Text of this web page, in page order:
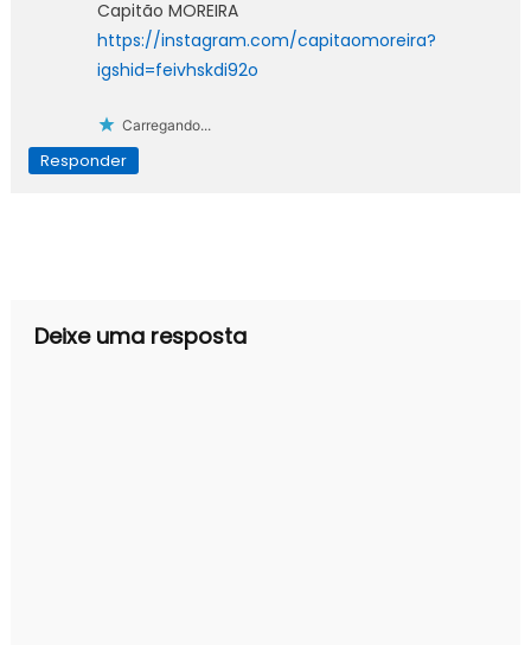
Capitão MOREIRA
https://instagram.com/capitaomoreira?
igshid=feivhskdi92o
Carregando...
Responder
Deixe uma resposta